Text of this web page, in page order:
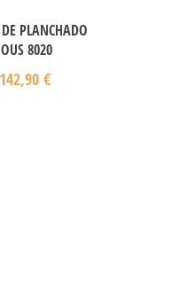
DE PLANCHADO
8020
142,90 €